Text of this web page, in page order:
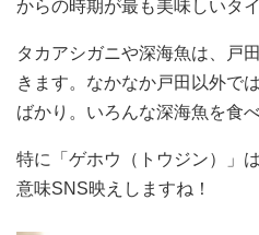
からの時期が最も美味しいタ
タカアシガニや深海魚は、戸
きます。なかなか戸田以外で
ばかり。いろんな深海魚を食
特に「ゲホウ（トウジン）」
意味SNS映えしますね！